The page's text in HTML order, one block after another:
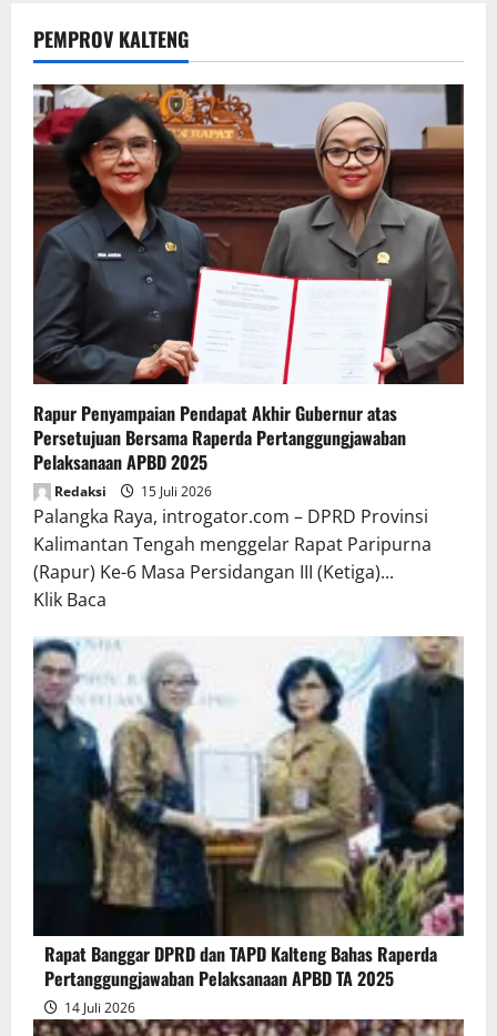
PEMPROV KALTENG
Rapur Penyampaian Pendapat Akhir Gubernur atas
Persetujuan Bersama Raperda Pertanggungjawaban
Pelaksanaan APBD 2025
Redaksi 15 Juli 2026
Palangka Raya, introgator.com – DPRD Provinsi
Kalimantan Tengah menggelar Rapat Paripurna
(Rapur) Ke-6 Masa Persidangan III (Ketiga)...
Klik Baca
about
Rapur
Penyampaian
Pendapat
Akhir
Gubernur
atas
Persetujuan
Bersama
Raperda
Pertanggungjawaban
Pelaksanaan
APBD
2025
Rapat Banggar DPRD dan TAPD Kalteng Bahas Raperda
Pertanggungjawaban Pelaksanaan APBD TA 2025
14 Juli 2026